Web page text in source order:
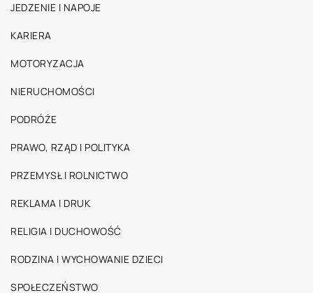
JEDZENIE I NAPOJE
KARIERA
MOTORYZACJA
NIERUCHOMOŚCI
PODRÓŻE
PRAWO, RZĄD I POLITYKA
PRZEMYSŁ I ROLNICTWO
REKLAMA I DRUK
RELIGIA I DUCHOWOŚĆ
RODZINA I WYCHOWANIE DZIECI
SPOŁECZEŃSTWO